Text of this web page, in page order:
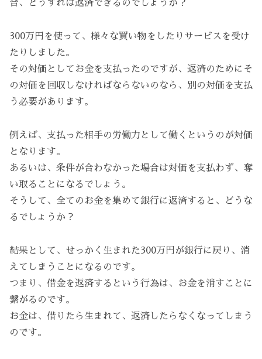
合、どうすれば返済できるのでしょうか？
300万円を使って、様々な買い物をしたりサービスを受け
たりしました。
その対価としてお金を支払ったのですが、返済のためにそ
の対価を回収しなければならないのなら、別の対価を支払
う必要があります。
例えば、支払った相手の労働力として働くというのが対価
となります。
あるいは、条件が合わなかった場合は対価を支払わず、奪
い取ることになるでしょう。
そうして、全てのお金を集めて銀行に返済すると、どうな
るでしょうか？
結果として、せっかく生まれた300万円が銀行に戻り、消
えてしまうことになるのです。
つまり、借金を返済するという行為は、お金を消すことに
繋がるのです。
お金は、借りたら生まれて、返済したらなくなってしまう
のです。